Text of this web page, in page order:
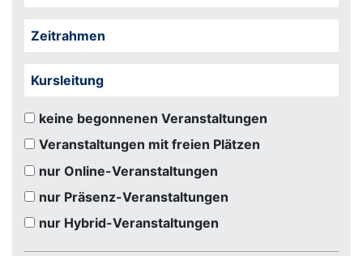
Zeitrahmen
Kursleitung
keine begonnenen Veranstaltungen
Veranstaltungen mit freien Plätzen
nur Online-Veranstaltungen
nur Präsenz-Veranstaltungen
nur Hybrid-Veranstaltungen